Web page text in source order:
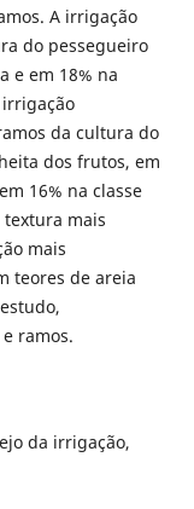
A irrigação
do pessegueiro
e em 18% na
da cultura do
dos frutos, em
16% na classe
textura mais
mais
teores de areia
ramos.
da irrigação,